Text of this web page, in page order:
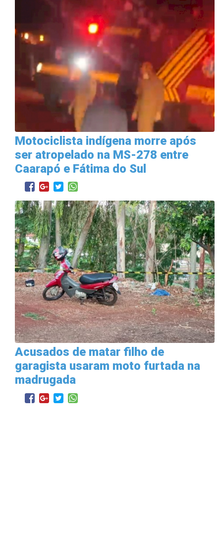
Motociclista indígena morre após
ser atropelado na MS-278 entre
Caarapó e Fátima do Sul
Acusados de matar filho de
garagista usaram moto furtada na
madrugada